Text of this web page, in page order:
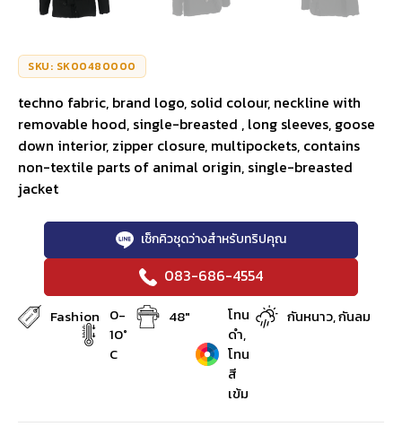
SKU: SK00480000
techno fabric, brand logo, solid colour, neckline with
removable hood, single-breasted , long sleeves, goose
down interior, zipper closure, multipockets, contains
non-textile parts of animal origin, single-breasted
jacket
เช็กคิวชุดว่างสำหรับทริปคุณ
083-686-4554
Fashion 0-
10°
C
48"
โทน
ดำ,
โทน
สี
เข้ม
กันหนาว, กันลม